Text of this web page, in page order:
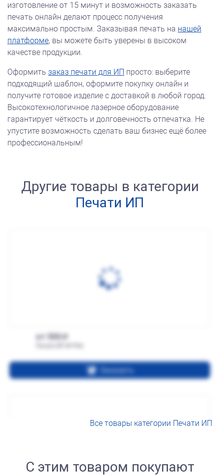
изготовление от 15 минут и возможность заказать
печать онлайн делают процесс получения
максимально простым. Заказывая печать на нашей
платформе, вы можете быть уверены в высоком
качестве продукции.
Оформить заказ печати для ИП просто: выберите
подходящий шаблон, оформите покупку онлайн и
получите готовое изделие с доставкой в любой город.
Высокотехнологичное лазерное оборудование
гарантирует чёткость и долговечность отпечатка. Не
упустите возможность сделать ваш бизнес ещё более
профессиональным!
Другие товары в категории
Печати ИП
от 550
Заказать
Все товары категории Печати ИП
С этим товаром покупают